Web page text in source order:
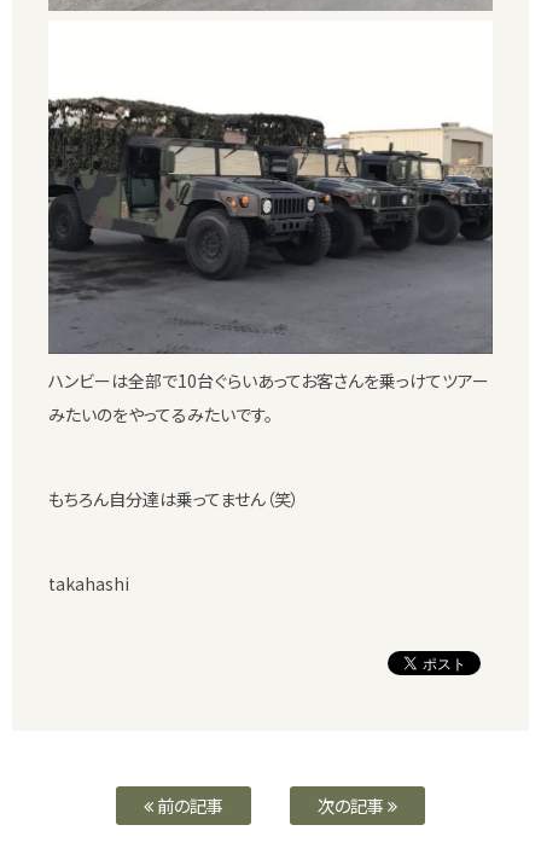
ハンビーは全部で10台ぐらいあってお客さんを乗っけてツアー
みたいのをやってるみたいです。
もちろん自分達は乗ってません（笑）
takahashi
前の記事 次の記事